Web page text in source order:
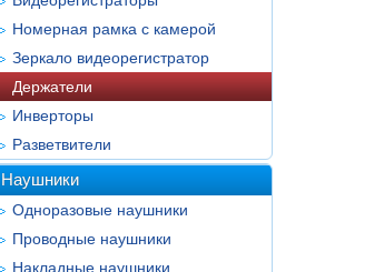
Номерная рамка с камерой
Зеркало видеорегистратор
Держатели
Инверторы
Разветвители
Наушники
Одноразовые наушники
Проводные наушники
Накладные наушники